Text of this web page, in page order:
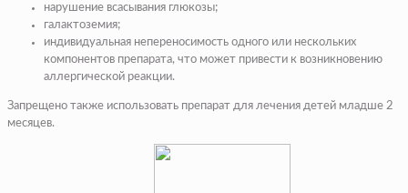
нарушение всасывания глюкозы;
галактоземия;
индивидуальная непереносимость одного или нескольких
компонентов препарата, что может привести к возникновению
аллергической реакции.
Запрещено также использовать препарат для лечения детей младше 2
месяцев.